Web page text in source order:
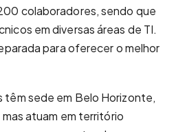
colaboradores, sendo que
em diversas áreas de TI.
para oferecer o melhor
têm sede em Belo Horizonte,
atuam em território